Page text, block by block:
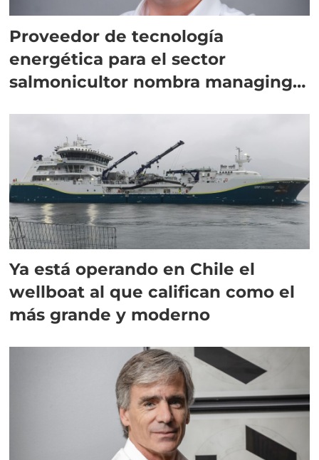
Proveedor de tecnología
energética para el sector
salmonicultor nombra managing
Ya está operando en Chile el
wellboat al que califican como el
más grande y moderno